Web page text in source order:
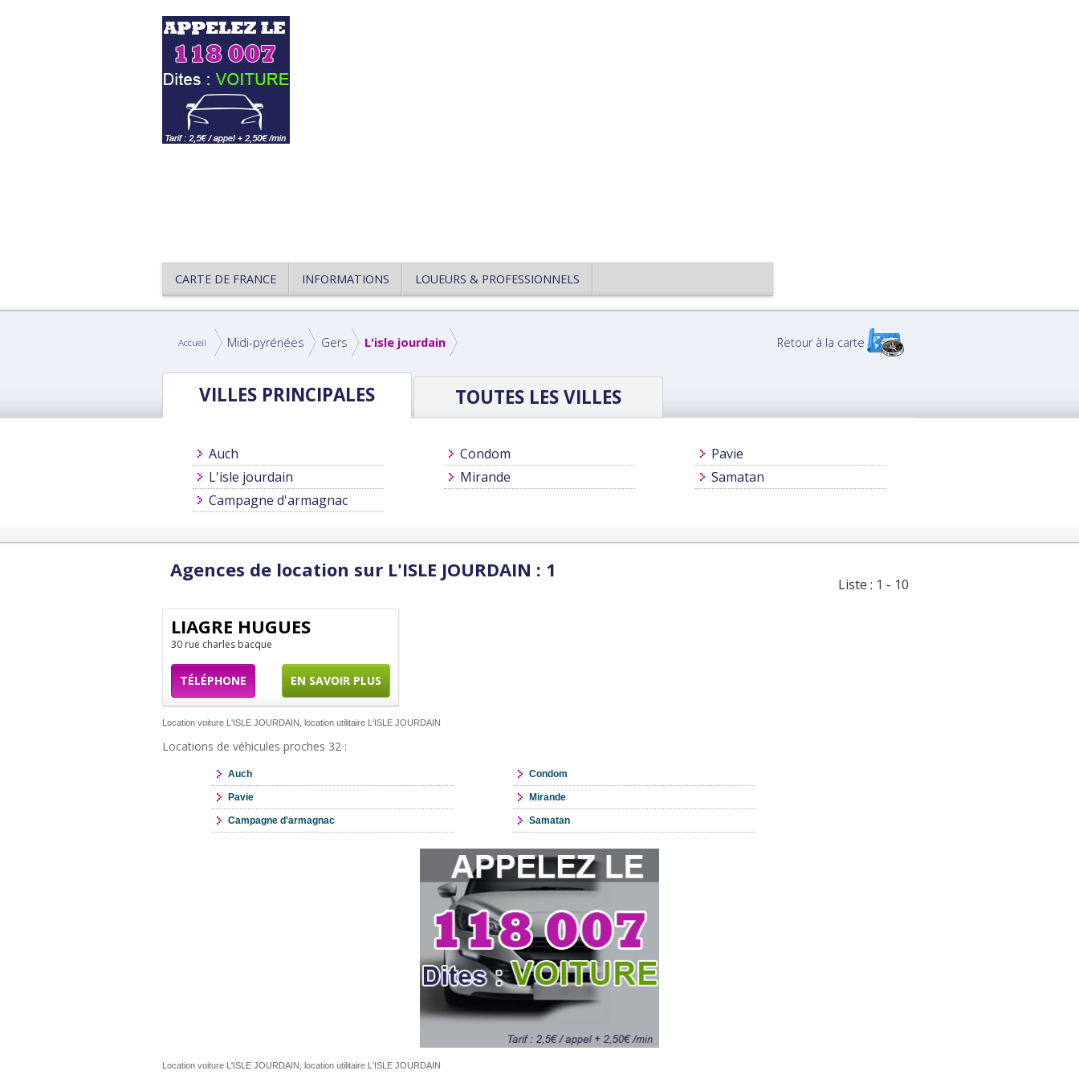
CARTE DE FRANCE INFORMATIONS LOUEURS & PROFESSIONNELS
Accueil Midi-pyrénées Gers L'isle jourdain Retour à la carte
VILLES PRINCIPALES TOUTES LES VILLES
Auch Condom
Pavie
L'isle jourdain
Mirande
Samatan
Campagne d'armagnac
Agences de location sur L'ISLE JOURDAIN : 1
Liste : 1 - 10
LIAGRE HUGUES
30 rue charles bacque
TÉLÉPHONE EN SAVOIR PLUS
Location voiture L'ISLE JOURDAIN, location utilitaire L'ISLE JOURDAIN
Locations de véhicules proches 32 :
Auch Condom
Pavie Mirande
Campagne d'armagnac Samatan
Location voiture L'ISLE JOURDAIN, location utilitaire L'ISLE JOURDAIN